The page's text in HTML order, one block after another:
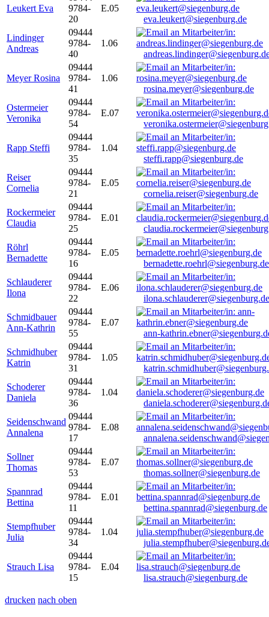
Leukert Eva
9784-
20
E.05
eva.leukert@siegenburg.de
Lindinger
Andreas
09444
9784-
40
1.06
Meyer Rosina
09444
9784-
41
1.06
rosina.meyer@siegenburg.de
Ostermeier
Veronika
09444
9784-
54
E.07
Rapp Steffi
09444
9784-
35
1.04
steffi.rapp@siegenburg.de
Reiser
Cornelia
09444
9784-
21
E.05
cornelia.reiser@siegenburg.de
Rockermeier
Claudia
09444
9784-
25
E.01
Röhrl
Bernadette
09444
9784-
16
E.05
bernadette.roehrl@siegenburg.de
Schlauderer
Ilona
09444
9784-
22
E.06
ilona.schlauderer@siegenburg.de
Schmidbauer
Ann-Kathrin
09444
9784-
55
E.07
ann-
Schmidhuber
Katrin
09444
9784-
31
1.05
Schoderer
Daniela
09444
9784-
36
1.04
Seidenschwand
Annalena
09444
9784-
17
E.08
Sollner
Thomas
09444
9784-
53
E.07
thomas.sollner@siegenburg.de
Spannrad
Bettina
09444
9784-
11
E.01
bettina.spannrad@siegenburg.de
Stempfhuber
Julia
09444
9784-
34
1.04
Strauch Lisa
09444
9784-
15
E.04
lisa.strauch@siegenburg.de
drucken nach oben